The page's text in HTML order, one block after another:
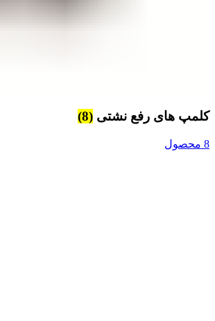
کلمپ های رفع نشتی (8)
8 محصول